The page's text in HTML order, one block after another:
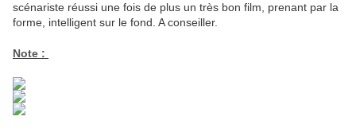
scénariste réussi une fois de plus un très bon film, prenant par la
forme, intelligent sur le fond. A conseiller.
Note :